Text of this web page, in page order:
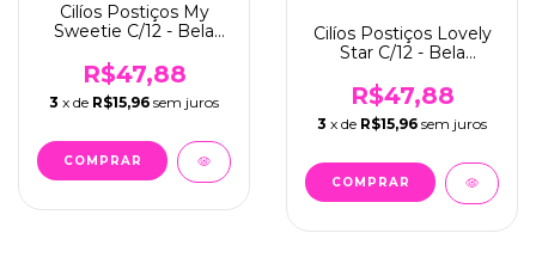
Cilíos Postiços My
Sweetie C/12 - Bela
R$47,88
3 x de R$15,96 sem juros
Cilíos Postiços Lovely
Star C/12 - Bela
R$47,88
3 x de R$15,96 sem juros